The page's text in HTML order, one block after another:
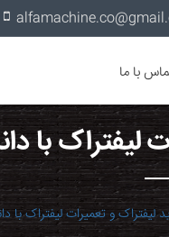
با ما
لیفتراک
لیفتراک و تعمیرات لیفتراک